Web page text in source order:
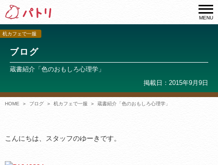
MENU
机カフェで一服
ブログ
蔵書紹介「色のおもしろ心理学」
掲載日：2015年9月9日
HOME ブログ 机カフェで一服 蔵書紹介「色のおもしろ心理学」
こんにちは、スタッフのゆーきです。